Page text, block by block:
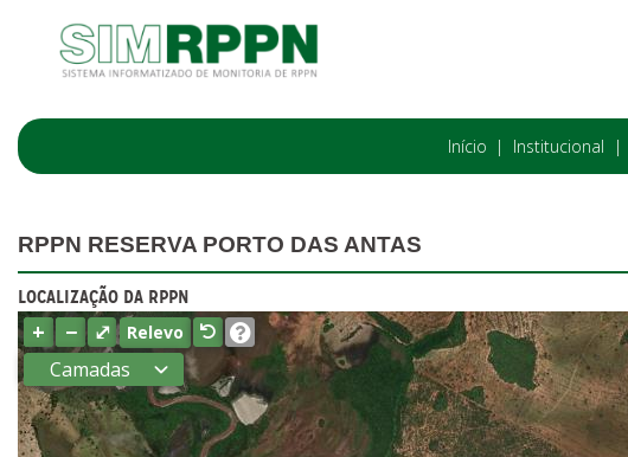
Início Institucional
RPPN RESERVA PORTO DAS ANTAS
LOCALIZAÇÃO DA RPPN
+ − ⤢ Relevo
Camadas
Estados
Municípios